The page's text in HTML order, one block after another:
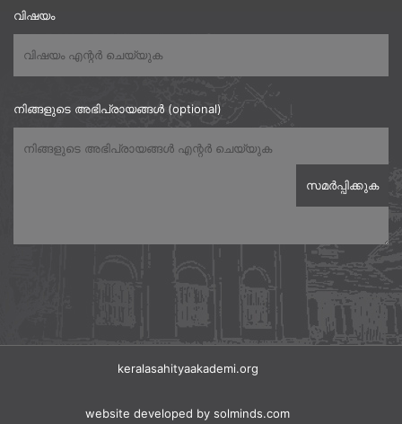
വിഷയം
നിങ്ങളുടെ അഭിപ്രായങ്ങൾ (optional)
keralasahityaakademi.org
website developed by solminds.com